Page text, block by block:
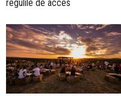
regulile de acces